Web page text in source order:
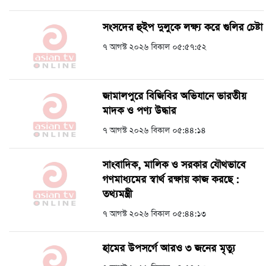
সংসদের হুইপ দুলুকে লক্ষ্য করে গুলির চেষ্টা
৭ আগস্ট ২০২৬ বিকাল ০৫:৫৭:৫২
জামালপুরে বিজিবির অভিযানে ভারতীয়
মাদক ও পণ্য উদ্ধার
৭ আগস্ট ২০২৬ বিকাল ০৫:৪৪:১৪
সাংবাদিক, মালিক ও সরকার যৌথভাবে
গণমাধ্যমের স্বার্থ রক্ষায় কাজ করছে :
তথ্যমন্ত্রী
৭ আগস্ট ২০২৬ বিকাল ০৫:৪৪:১৩
হামের উপসর্গে আরও ৩ জনের মৃত্যু